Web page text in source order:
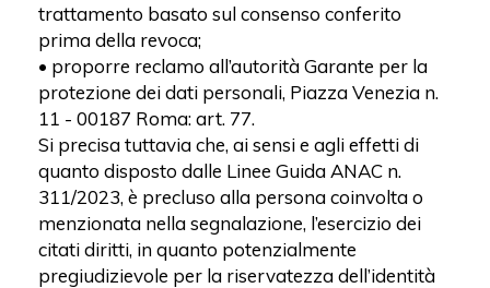
trattamento basato sul consenso conferito
prima della revoca;
• proporre reclamo all’autorità Garante per la
protezione dei dati personali, Piazza Venezia n.
11 - 00187 Roma: art. 77.
Si precisa tuttavia che, ai sensi e agli effetti di
quanto disposto dalle Linee Guida ANAC n.
311/2023, è precluso alla persona coinvolta o
menzionata nella segnalazione, l’esercizio dei
citati diritti, in quanto potenzialmente
pregiudizievole per la riservatezza dell’identità